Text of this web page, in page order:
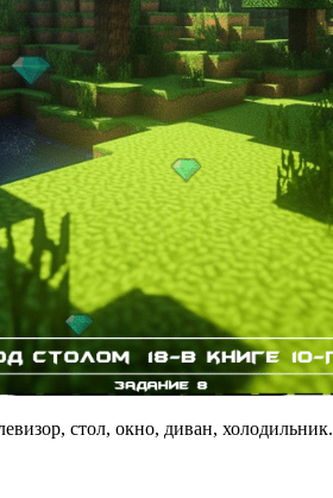
стол, окно, диван, холодильник.